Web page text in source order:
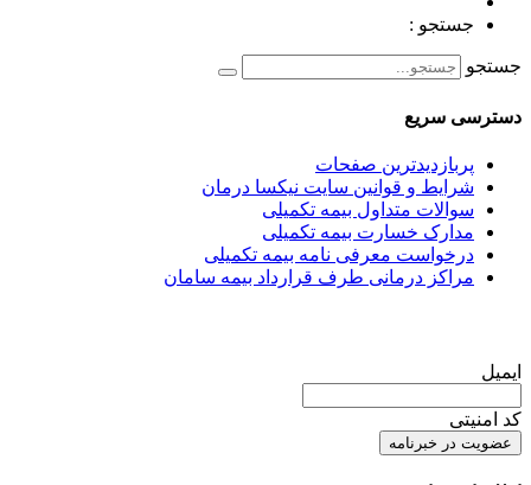
جستجو :
جستجو
دسترسی سریع
پربازدیدترین صفحات
شرایط و قوانین سایت نیکسا درمان
سوالات متداول بیمه تکمیلی
مدارک خسارت بیمه تکمیلی
درخواست معرفی نامه بیمه تکمیلی
مراکز درمانی طرف قرارداد بیمه سامان
ایمیل
کد امنیتی